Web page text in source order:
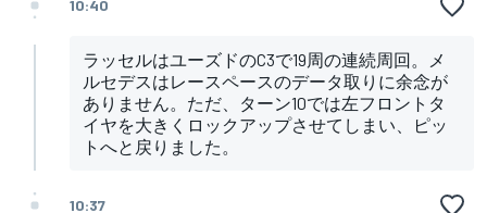
10:40
ラッセルはユーズドのC3で19周の連続周回。メ
ルセデスはレースペースのデータ取りに余念が
ありません。ただ、ターン10では左フロントタ
イヤを大きくロックアップさせてしまい、ピッ
トへと戻りました。
10:37